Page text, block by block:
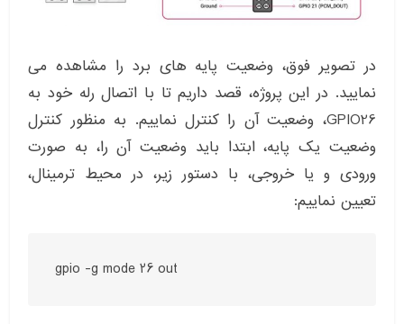
در تصویر فوق، وضعیت پایه های برد را مشاهده می
نمایید. در این پروژه، قصد داریم تا با اتصال رله خود به
GPIO26، وضعیت آن را کنترل نماییم. به منظور کنترل
وضعیت یک پایه، ابتدا باید وضعیت آن را، به صورت
ورودی و یا خروجی، با دستور زیر، در محیط ترمینال،
تعیین نماییم:
gpio -g mode 26 out